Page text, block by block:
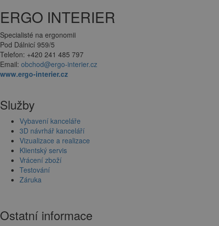
ERGO INTERIER
Specialisté na ergonomii
Pod Dálnicí 959/5
Telefon: +420 241 485 797
Email: obchod@ergo-interier.cz
www.ergo-interier.cz
Služby
Vybavení kanceláře
3D návrhář kanceláří
Vizualizace a realizace
Klientský servis
Vrácení zboží
Testování
Záruka
Ostatní informace